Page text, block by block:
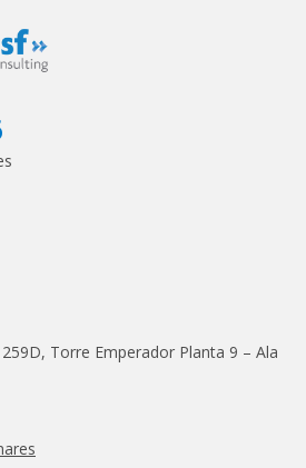
Torre Emperador Planta 9 – Ala